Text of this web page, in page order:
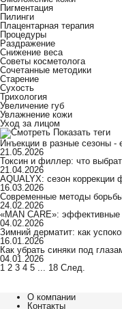
Пигментация
Пилинги
Плацентарная терапия
Процедуры
Раздражение
Снижение веса
Советы косметолога
Сочетанные методики
Старение
Сухость
Трихология
Увеличение губ
Увлажнение кожи
Уход за лицом
Показать теги
Инъекции в разные сезоны -
21.05.2026
Токсин и филлер: что
21.04.2026
AQUALYX: сезон коррекции
16.03.2026
Современные методы
24.02.2026
«MAN CARE»:
04.02.2026
Зимний дерматит: как
16.01.2026
Как убрать синяки под
04.01.2026
1 2 3 4 5 ... 18 След.
О компании
Контакты